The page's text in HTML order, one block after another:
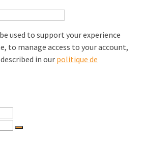
used to support your experience
to manage access to your account,
in our politique de